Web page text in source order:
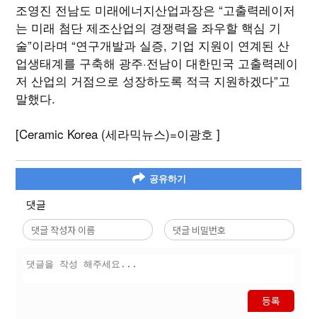
조영진 전남도 미래에너지산업과장은 “고출력레이저
는 미래 첨단 제조산업의 경쟁력을 좌우할 핵심 기
술”이라며 “연구개발과 실증, 기업 지원이 연계된 산
업생태계를 구축해 광주·전남이 대한민국 고출력레이
저 산업의 거점으로 성장하도록 적극 지원하겠다”고
말했다.
[Ceramic Korea (세라믹뉴스)=이광호 ]
공유하기
댓글
등록